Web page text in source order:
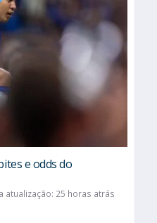
e odds do
atualização: 25 horas atrás